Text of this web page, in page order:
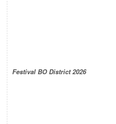
Festival BO District 2026